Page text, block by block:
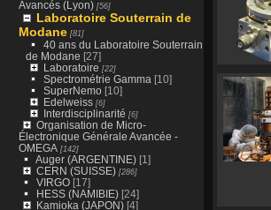
Avancés (Lyon)[56]
Laboratoire Souterrain de
Modane[81]
40 ans du Laboratoire Souterrain
de Modane [27]
Laboratoire [22]
Spectrométrie Gamma [10]
SuperNemo[10]
Edelweiss[6]
Interdisciplinarité [6]
Organisation de Micro-
Électronique Générale Avancée -
OMEGA[142]
Auger (ARGENTINE)[1]
CERN (SUISSE)[286]
VIRGO[17]
HESS (NAMIBIE)[24]
Kamioka (JAPON)[4]